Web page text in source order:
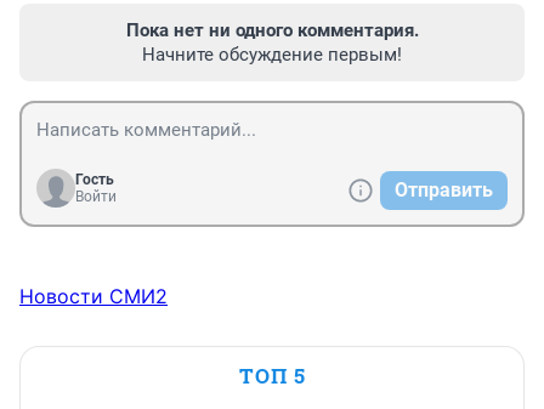
Пока нет ни одного комментария.
Начните обсуждение первым!
Гость
Войти
Отправить
Новости СМИ2
ТОП 5